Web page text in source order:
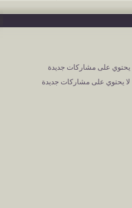
على مشاركات جديدة
يحتوي على مشاركات جديدة